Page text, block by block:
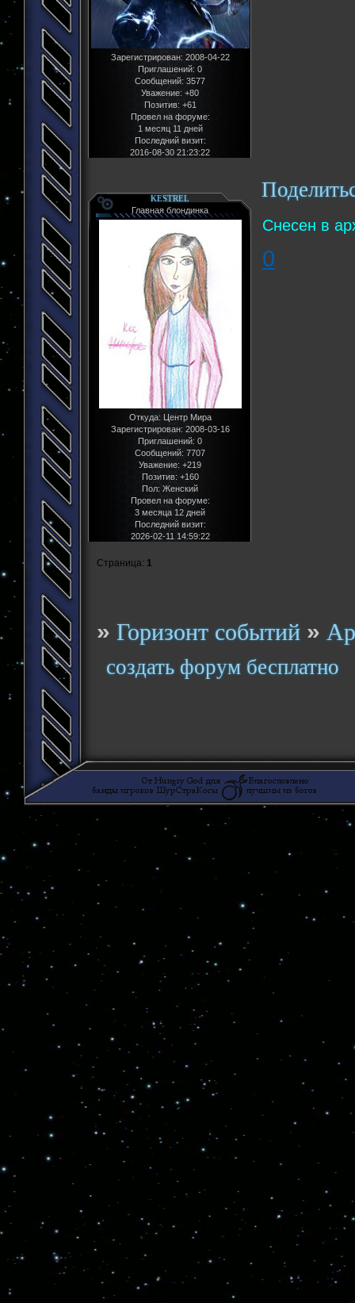
Зарегистрирован: 2008-04-22
Приглашений: 0
Сообщений: 3577
Уважение: +80
Позитив: +61
Провел на форуме:
1 месяц 11 дней
Последний визит:
2016-08-30 21:23:22
KESTREL
Главная блондинка
Откуда:Центр Мира
Зарегистрирован: 2008-03-16
Приглашений: 0
Сообщений: 7707
Уважение: +219
Позитив: +160
Пол:Женский
Провел на форуме:
3 месяца 12 дней
Последний визит:
2026-02-11 14:59:22
Снесен в
0
Страница: 1
»Горизонт событий »
создать форум бесплатно